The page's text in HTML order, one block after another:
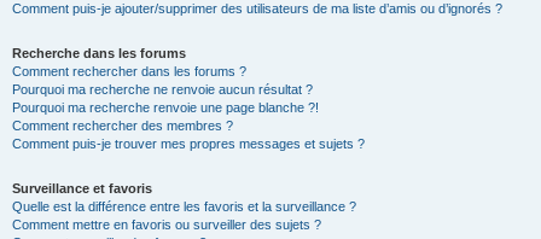
Comment puis-je ajouter/supprimer des utilisateurs de ma liste d’amis ou d’ignorés ?
Recherche dans les forums
Comment rechercher dans les forums ?
Pourquoi ma recherche ne renvoie aucun résultat ?
Pourquoi ma recherche renvoie une page blanche ?!
Comment rechercher des membres ?
Comment puis-je trouver mes propres messages et sujets ?
Surveillance et favoris
Quelle est la différence entre les favoris et la surveillance ?
Comment mettre en favoris ou surveiller des sujets ?